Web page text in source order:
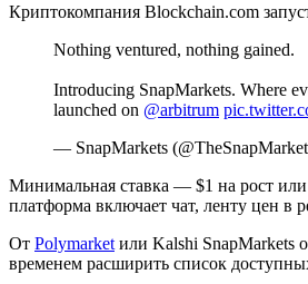
Криптокомпания Blockchain.com
Nothing ventured, nothing gained.
Introducing SnapMarkets. Where
launched on @arbitrum
— SnapMarkets
Минимальная ставка — $1 на рост
платформа включает чат, ленту цен в
От Polymarket или Kalshi SnapMarkets
временем расширить список